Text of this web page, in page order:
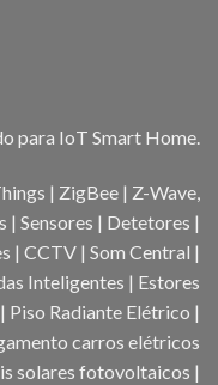
para IoT Smart Home.
| ZigBee | Z-Wave,
Sensores | Detetores |
| CCTV | Som Central |
Inteligentes | Estores
Radiante Elétrico |
carros elétricos
solares fotovoltaicos |